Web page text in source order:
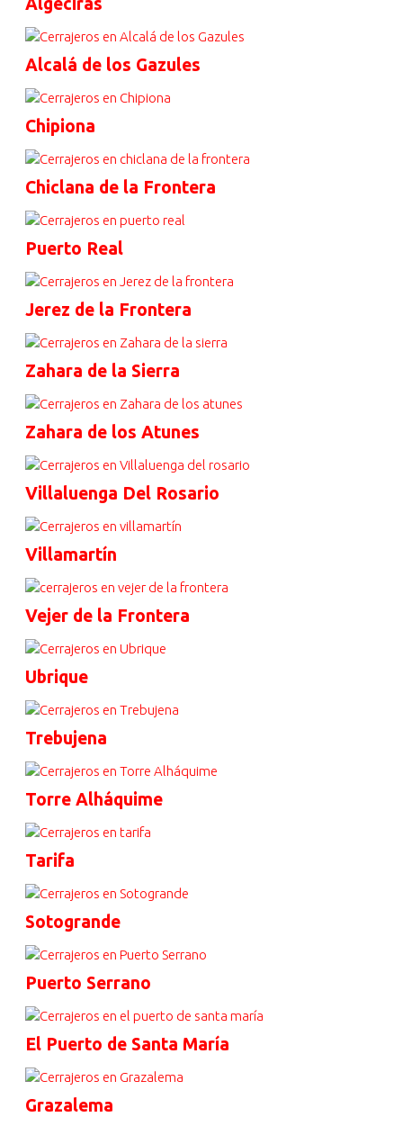
Alcalá de los Gazules
Chipiona
Chiclana de la Frontera
Puerto Real
Jerez de la Frontera
Zahara de la Sierra
Zahara de los Atunes
Villaluenga Del Rosario
Villamartín
Vejer de la Frontera
Ubrique
Trebujena
Torre Alháquime
Tarifa
Sotogrande
Puerto Serrano
El Puerto de Santa María
Grazalema